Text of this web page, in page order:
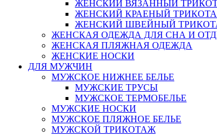
ЖЕНСКИЙ ВЯЗАННЫЙ
ЖЕНСКИЙ КРАЕНЫЙ
ЖЕНСКИЙ ШВЕЙНЫЙ
ЖЕНСКАЯ ОДЕЖДА ДЛЯ СНА И
ЖЕНСКАЯ ПЛЯЖНАЯ ОДЕЖДА
ЖЕНСКИЕ НОСКИ
ДЛЯ МУЖЧИН
МУЖСКОЕ НИЖНЕЕ БЕЛЬЕ
МУЖСКИЕ ТРУСЫ
МУЖСКОЕ ТЕРМОБЕЛЬЕ
МУЖСКИЕ НОСКИ
МУЖСКОЕ ПЛЯЖНОЕ БЕЛЬЕ
МУЖСКОЙ ТРИКОТАЖ